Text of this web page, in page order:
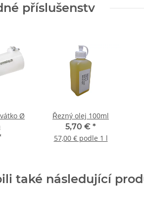
příslušenstv
Ø
Řezný olej 100ml
5,70 € *
57,00 € podle 1 l
také následující